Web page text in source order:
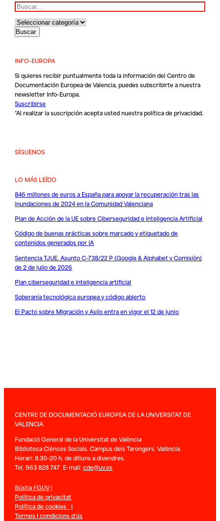
Buscar
INFO-EUROPA
Si quieres recibir puntualmente toda la información del Centro de
Documentación Europea de Valencia, puedes subscribirte a nuestra
newsletter Info-Europa.
Suscribirse
*Al realizar la suscripción acepta usted nuestrapolítica de privacidad.
SÍGUENOS
LO MÁS LEÍDO
846 millones de euros a España para apoyar la recuperación tras las
inundaciones de 2024 en la Comunidad Valenciana
Plan de Acción de la UE sobre Ciberseguridad e Inteligencia Artificial
Código de buenas prácticas sobre marcado y etiquetado de
contenidos generados por IA
Sentencia TJUE. Asunto C-738/22 P (Google & Alphabet v Comisión)
de 2 de julio de 2026
Plan ciberseguridad e inteligencia artificial
Soberanía tecnológica europea y código abierto
El Pacto sobre Migración y Asilo entra en vigor el 12 de junio
CENTRE DE DOCUMENTACIÓ EUROPEA DE LA UNIVERSITAT DE
VALENCIA
Fundació General de la Universitat de València
Biblioteca Ciènces Socials. Campus dels Tarongers. València.
Horari: 8.30-20 h. de dilluns a divendres.
Tel. 963 828 747 E-mail:cde@uv.es
Bústia FGUV|
Política de privacitat
Política de cookies |
Termes i condicions d’ús